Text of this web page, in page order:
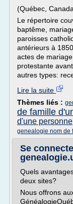
(Québec,
Le répertoire
baptême,
paroisses
antérieurs à
actes de
protestante
autres types:
Lire la suite
Thèmes liés :
de famille
d'une personne
genealogie nom de
Se
Quels
deux sites?
Nous offrons